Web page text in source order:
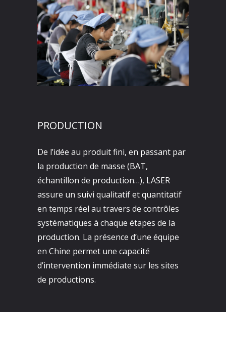
PRODUCTION
De l’idée au produit fini, en passant par
la production de masse (BAT,
échantillon de production…), LASER
assure un suivi qualitatif et quantitatif
en temps réel au travers de contrôles
systématiques à chaque étapes de la
production. La présence d’une équipe
en Chine permet une capacité
d’intervention immédiate sur les sites
de productions.